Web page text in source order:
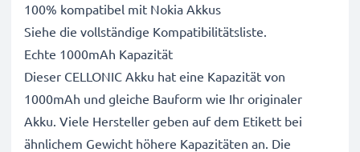
100% kompatibel mit Nokia Akkus
Siehe die vollständige Kompatibilitätsliste.
Echte 1000mAh Kapazität
Dieser CELLONIC Akku hat eine Kapazität von
1000mAh und gleiche Bauform wie Ihr originaler
Akku. Viele Hersteller geben auf dem Etikett bei
ähnlichem Gewicht höhere Kapazitäten an. Die